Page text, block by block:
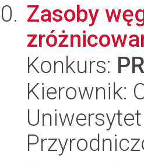
Zasoby
Konkurs:
Kierownik: